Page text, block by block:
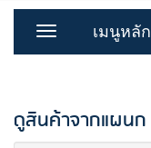
Toggle
เมนูหลัก
ดูสินค้าจากแผนก